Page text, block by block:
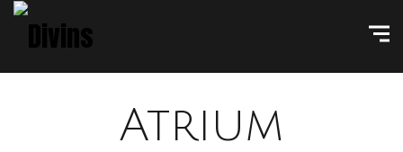
Atrium